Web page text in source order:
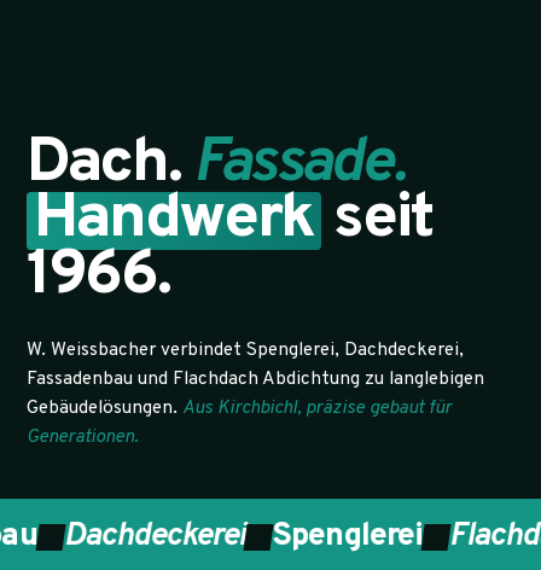
Dach. Fassade.
Handwerkseit
1966.
W. Weissbacher verbindet Spenglerei, Dachdeckerei,
Fassadenbau und Flachdach Abdichtung zu langlebigen
Gebäudelösungen. Aus Kirchbichl, präzise gebaut für
Generationen.
Dachdeckerei Spenglerei